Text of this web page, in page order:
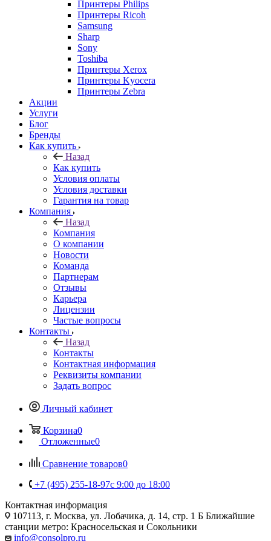
Принтеры Philips
Принтеры Ricoh
Samsung
Sharp
Sony
Toshiba
Принтеры Xerox
Принтеры Kyocera
Принтеры Zebra
Акции
Услуги
Блог
Бренды
Как купить
Назад
Как купить
Условия оплаты
Условия доставки
Гарантия на товар
Компания
Назад
Компания
О компании
Новости
Команда
Партнерам
Отзывы
Карьера
Лицензии
Частые вопросы
Контакты
Назад
Контакты
Контактная информация
Реквизиты компании
Задать вопрос
Личный кабинет
Корзина0
Отложенные0
Сравнение товаров0
+7 (495) 255-18-97с 9:00 до 18:00
Контактная информация
107113, г. Москва, ул. Лобачика, д. 14, стр. 1 Б Ближайшие
станции метро: Красносельская и Сокольники
info@consolpro.ru